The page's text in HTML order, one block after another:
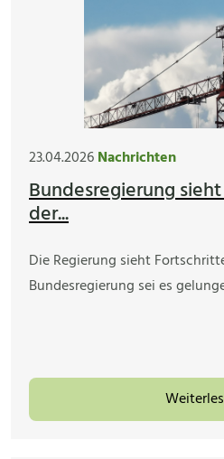
23.04.2026Nachrichten
Bundesregierung
der...
Die Regierung sieht
Bundesregierung sei es